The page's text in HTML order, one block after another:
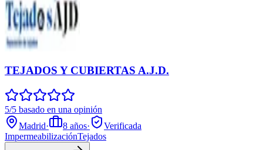
TEJADOS Y CUBIERTAS A.J.D.
5/5 basado en una opinión
Madrid· 8 años·
Verificada
ImpermeabilizaciónTejados